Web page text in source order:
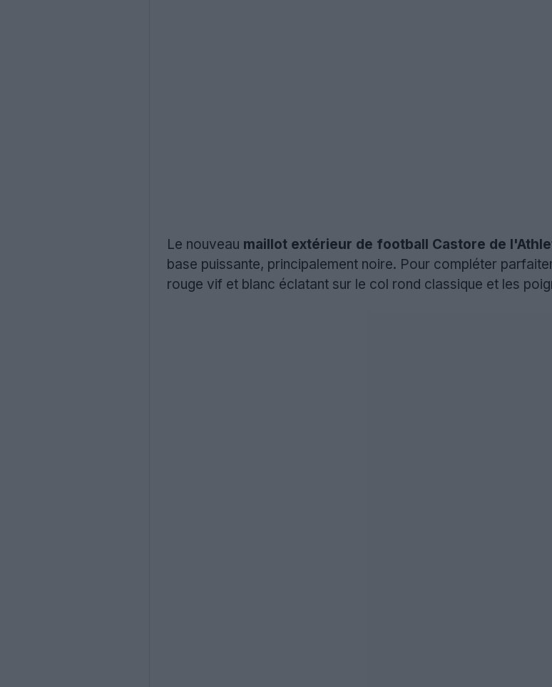
Le nouveau maillot extérieur de football Castore de
base puissante, principalement noire. Pour compléter
rouge vif et blanc éclatant sur le col rond classique et les